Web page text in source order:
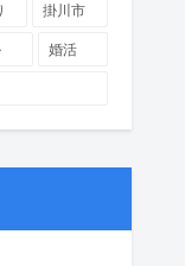
掛川市
婚活